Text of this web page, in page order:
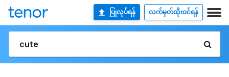
ပြုလုပ်ရန် လက်မှတ်ထိုးဝင်ရန်